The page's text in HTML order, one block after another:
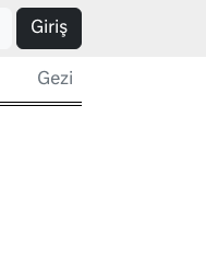
Giriş
Gezi